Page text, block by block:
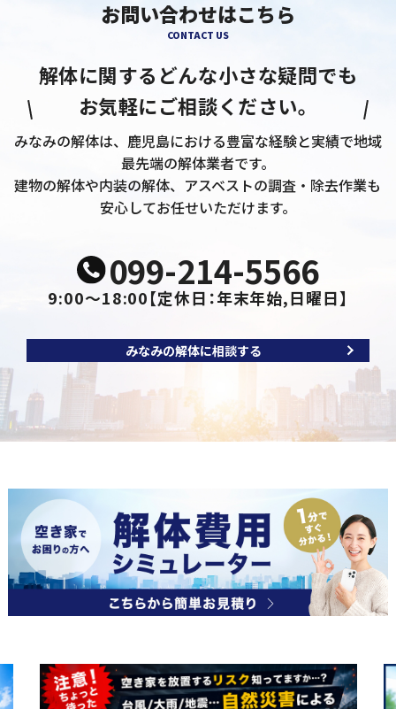
お問い合わせはこちら
CONTACT US
解体に関するどんな小さな疑問でも
お気軽にご相談ください。
みなみの解体は、鹿児島における豊富な経験と実績で地域
最先端の解体業者です。
建物の解体や内装の解体、アスベストの調査・除去作業も
安心してお任せいただけます。
099-214-5566
9:00～18:00【定休日：年末年始,日曜日】
みなみの解体に相談する